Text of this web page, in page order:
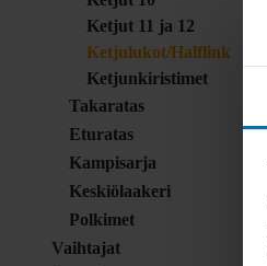
Ketjut 11 ja 12
Ketjulukot/Halflink
Ketjunkiristimet
Takaratas
Eturatas
Kampisarja
Keskiölaakeri
Polkimet
Vaihtajat